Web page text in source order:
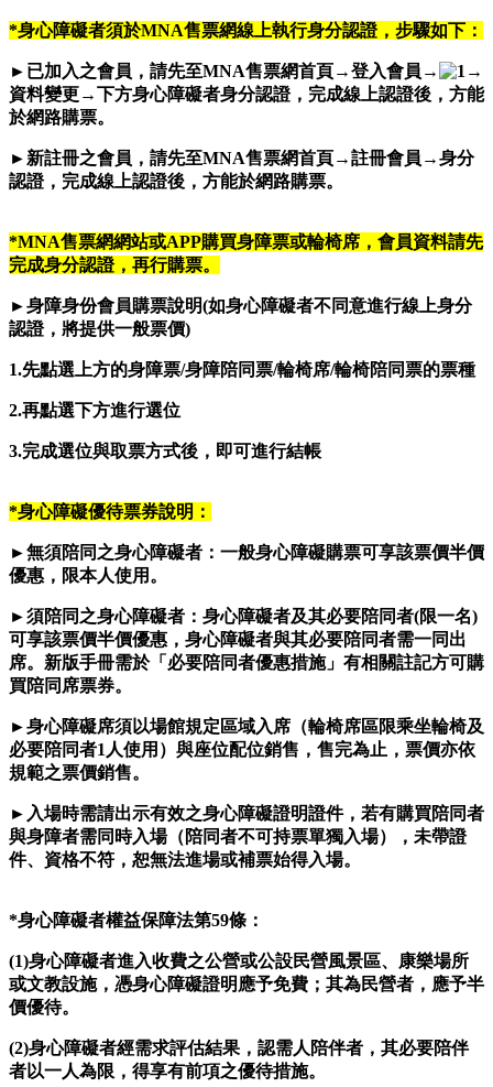
*身心障礙者須於MNA售票網線上執行身分認證，步驟如下：
► 已加入之會員 ，請先至MNA售票網首頁→登入會員→
→
資料變更→下方身心障礙者身分認證，完成線上認證後，方能
於網路購票。
► 新註冊之會員 ，請先至MNA售票網首頁→註冊會員→身分
認證，完成線上認證後，方能於網路購票。
*MNA售票網網站或APP購買身障票或輪椅席，會員資料請先
完成身分認證，再行購票。
►身障身份會員購票說明(如身心障礙者不同意進行線上身分
認證，將提供一般票價)
1.先點選上方的身障票/身障陪同票/輪椅席/輪椅陪同票的票種
2.再點選下方進行選位
3.完成選位與取票方式後，即可進行結帳
*身心障礙優待票券說明：
►無須陪同之身心障礙者：一般身心障礙購票可享該票價半價
優惠，限本人使用。
►須陪同之身心障礙者：身心障礙者及其必要陪同者(限一名)
可享該票價半價優惠，身心障礙者與其必要陪同者需一同出
席。新版手冊需於「必要陪同者優惠措施」有相關註記方可購
買陪同席票券。
►身心障礙席須以場館規定區域入席（輪椅席區限乘坐輪椅及
必要陪同者1人使用）與座位配位銷售，售完為止，票價亦依
規範之票價銷售。
► 入場時需請出示有效之身心障礙證明證件，若有購買陪同者
與身障者需同時入場（陪同者不可持票單獨入場），未帶證
件、資格不符，恕無法進場或補票始得入場。
*身心障礙者權益保障法第59條：
(1)身心障礙者進入收費之公營或公設民營風景區、康樂場所
或文教設施，憑身心障礙證明應予免費；其為民營者，應予半
價優待。
(2)身心障礙者經需求評估結果，認需人陪伴者，其必要陪伴
者以一人為限，得享有前項之優待措施。